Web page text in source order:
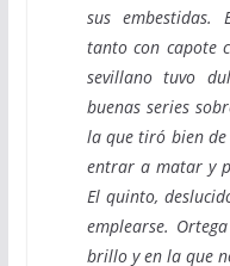
sus embestidas.
tanto con capote
sevillano tuvo
buenas series
la que tiró bien de
entrar a matar y
El quinto,
emplearse.
brillo y en la que